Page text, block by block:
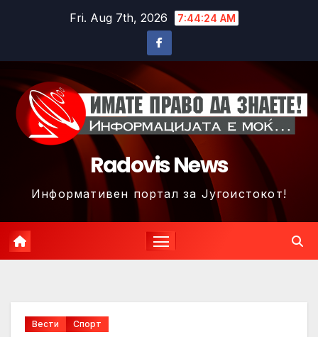
Fri. Aug 7th, 2026 7:44:26 AM
Radovis News
Информативен портал за Југоистокот!
Вести Спорт